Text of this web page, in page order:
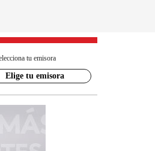
tu emisora
Elige tu emisora